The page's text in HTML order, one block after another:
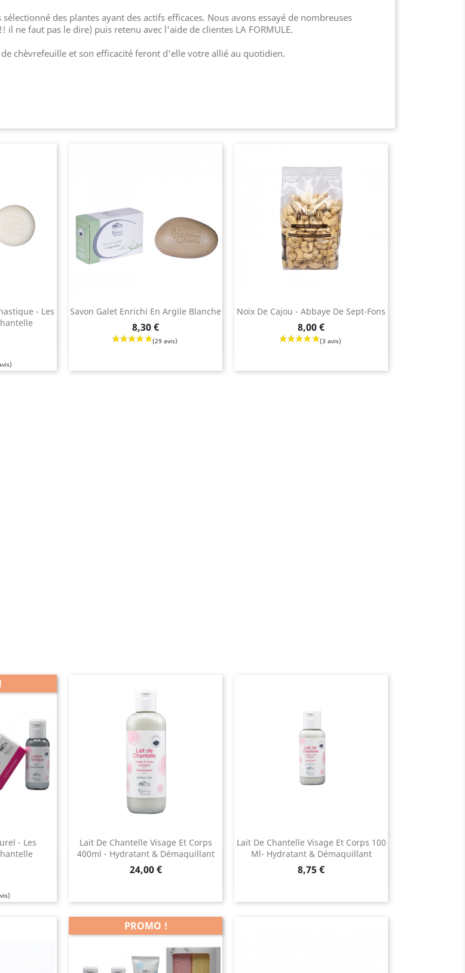
des plantes ayant des actifs efficaces. Nous avons essayé de nombreuses
ne faut pas le dire) puis retenu avec l'aide de clientes LA FORMULE.
chèvrefeuille et son efficacité feront d'elle votre allié au quotidien.
- Les
Savon Galet Enrichi En Argile Blanche
8,30 €
 Aperçu rapide
Noix De Cajou - Abbaye De Sept-Fons
8,00 €
 Aperçu rapide
- Les
Lait De Chantelle Visage Et Corps
400ml - Hydratant & Démaquillant
24,00 €
 Aperçu rapide
Lait De Chantelle Visage Et Corps 100
Ml- Hydratant & Démaquillant
8,75 €
 Aperçu rapide
PROMO !